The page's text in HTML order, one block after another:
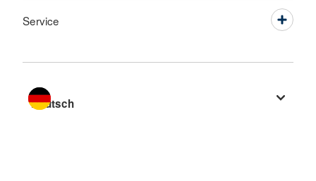
Service
Sprache wechseln zu